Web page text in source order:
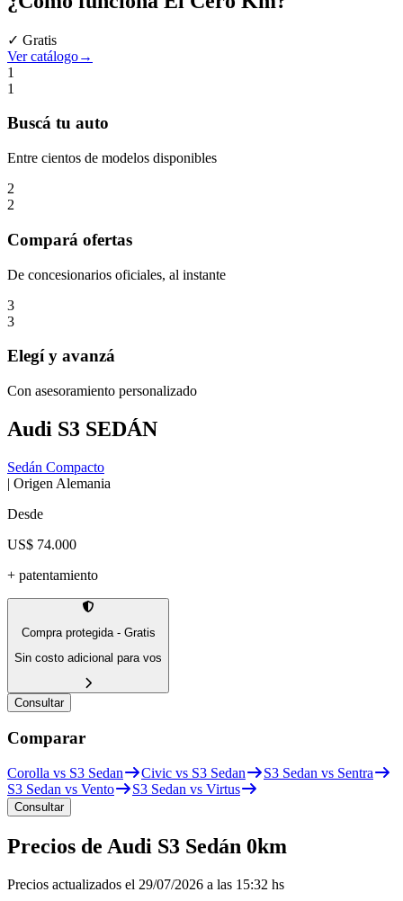
✓ Gratis
Ver catálogo→
1
1
Buscá tu auto
Entre cientos de modelos disponibles
2
2
Compará ofertas
De concesionarios oficiales, al instante
3
3
Elegí y avanzá
Con asesoramiento personalizado
Audi S3 SEDÁN
Sedán Compacto
| Origen Alemania
Desde
US$ 74.000
+ patentamiento
Compra protegida - Gratis
Sin costo adicional para vos
Consultar
Comparar
Corolla vs S3 Sedan Civic vs S3 Sedan
S3 Sedan vs Sentra
S3 Sedan vs Vento
S3 Sedan vs Virtus
Consultar
Precios de Audi S3 Sedán 0km
Precios actualizados el 29/07/2026 a las 15:32 hs